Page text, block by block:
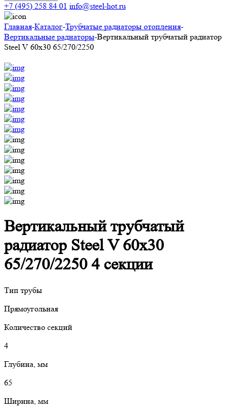
+7 (495) 258 84 01 info@steel-hot.ru
Главная-Каталог-Трубчатые радиаторы отопления-
Вертикальные радиаторы-Вертикальный трубчатый радиатор
Steel V 60х30 65/270/2250
Вертикальный трубчатый
радиатор Steel V 60х30
65/270/2250 4 секции
Тип трубы
Прямоугольная
Количество секций
4
Глубина, мм
65
Ширина, мм